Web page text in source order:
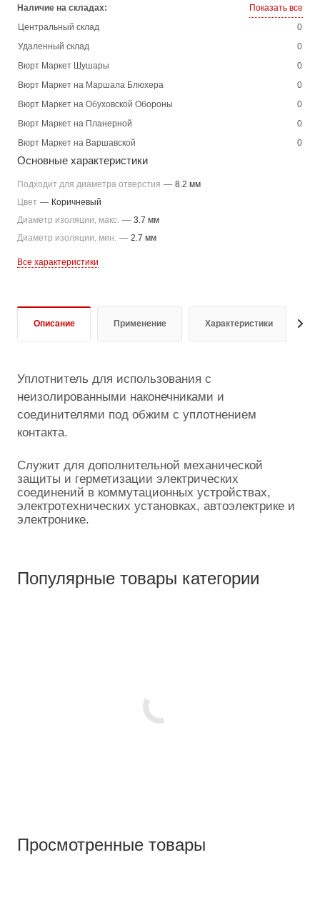
Наличие на складах:
Показать все
Центральный склад
0
Удаленный склад
0
Вюрт Маркет Шушары
0
Вюрт Маркет на Маршала Блюхера
0
Вюрт Маркет на Обуховской Обороны
0
Вюрт Маркет на Планерной
0
Вюрт Маркет на Варшавской
0
Основные характеристики
Подходит для диаметра отверстия — 8.2 мм
Цвет — Коричневый
Диаметр изоляции, макс. — 3.7 мм
Диаметр изоляции, мин. — 2.7 мм
Все характеристики
Описание Применение Характеристики
Уплотнитель для использования с
неизолированными наконечниками и
соединителями под обжим с уплотнением
контакта.
Служит для дополнительной механической
защиты и герметизации электрических
соединений в коммутационных устройствах,
электротехнических установках, автоэлектрике и
электронике.
Популярные товары категории
Просмотренные товары